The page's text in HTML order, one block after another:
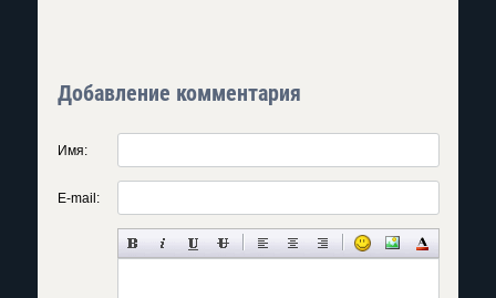
Добавление комментария
Имя:
E-mail: